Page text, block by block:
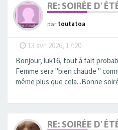
RE: SOIRÉE D'
partoutatoa
- 13 avr. 2026, 17:20
Bonjour, luk16, tout à fait
Femme sera "bien chaude "
même plus que cela...Bonne
RE: SOIRÉE D'